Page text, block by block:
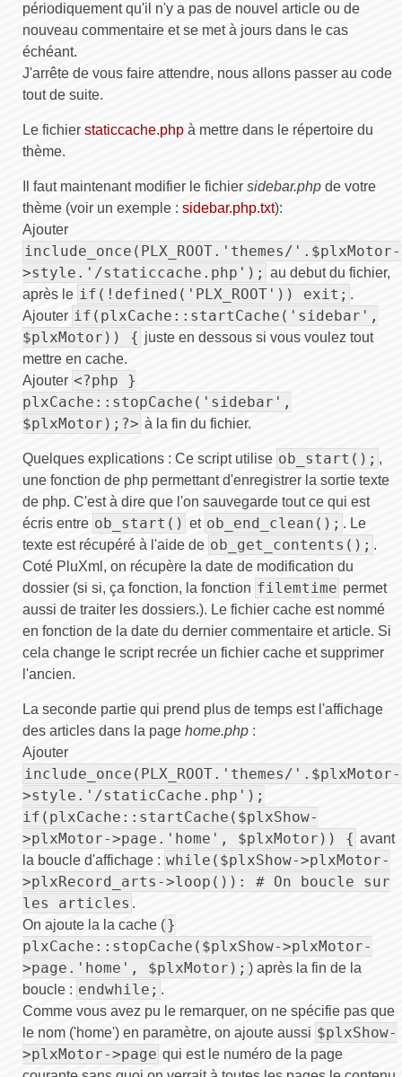
périodiquement qu'il n'y a pas de nouvel article ou de
nouveau commentaire et se met à jours dans le cas
échéant.
J'arrête de vous faire attendre, nous allons passer au code
tout de suite.
Le fichier staticcache.php à mettre dans le répertoire du
thème.
Il faut maintenant modifier le fichier sidebar.php de votre
thème (voir un exemple : sidebar.php.txt):
Ajouter
include_once(PLX_ROOT.'themes/'.$plxMotor-
>style.'/staticcache.php'); au debut du fichier,
après le if(!defined('PLX_ROOT')) exit; .
Ajouter if(plxCache::startCache('sidebar',
$plxMotor)) { juste en dessous si vous voulez tout
mettre en cache.
Ajouter <?php }
plxCache::stopCache('sidebar',
$plxMotor);?> à la fin du fichier.
Quelques explications : Ce script utilise ob_start(); ,
une fonction de php permettant d'enregistrer la sortie texte
de php. C'est à dire que l'on sauvegarde tout ce qui est
écris entre ob_start() et ob_end_clean(); . Le
texte est récupéré à l'aide de ob_get_contents(); .
Coté PluXml, on récupère la date de modification du
dossier (si si, ça fonction, la fonction filemtime permet
aussi de traiter les dossiers.). Le fichier cache est nommé
en fonction de la date du dernier commentaire et article. Si
cela change le script recrée un fichier cache et supprimer
l'ancien.
La seconde partie qui prend plus de temps est l'affichage
des articles dans la page home.php :
Ajouter
include_once(PLX_ROOT.'themes/'.$plxMotor-
>style.'/staticCache.php');
if(plxCache::startCache($plxShow-
>plxMotor->page.'home', $plxMotor)) { avant
la boucle d'affichage : while($plxShow->plxMotor-
>plxRecord_arts->loop()): # On boucle sur
les articles .
On ajoute la la cache (}
plxCache::stopCache($plxShow->plxMotor-
>page.'home', $plxMotor); ) après la fin de la
boucle : endwhile; .
Comme vous avez pu le remarquer, on ne spécifie pas que
le nom ('home') en paramètre, on ajoute aussi $plxShow-
>plxMotor->page qui est le numéro de la page